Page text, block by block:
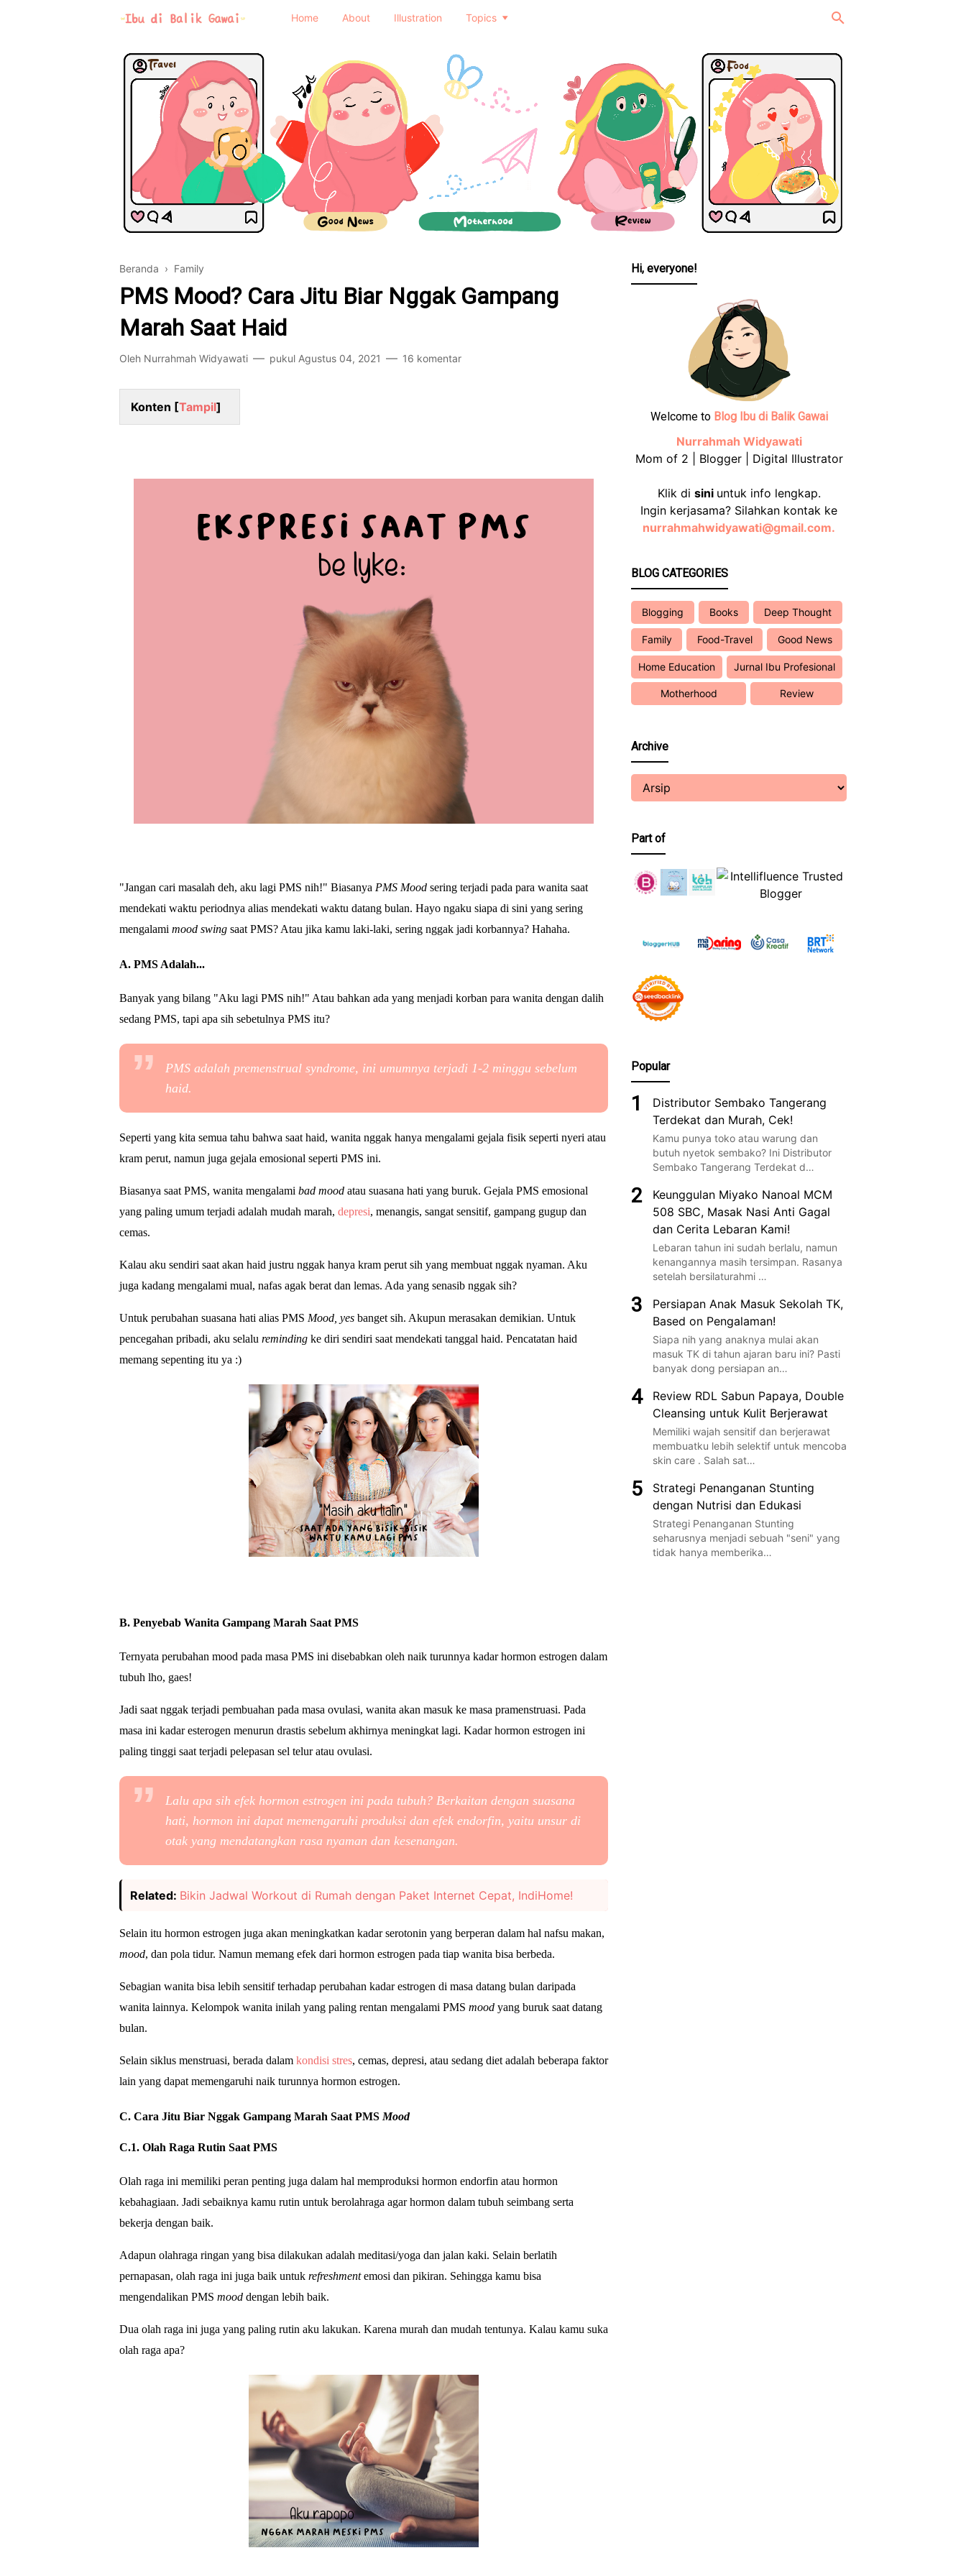
Home About Illustration Topics
Beranda › Family
PMS Mood? Cara Jitu Biar Nggak Gampang
Marah Saat Haid
Oleh Nurrahmah Widyawati pukul Agustus 04, 2021 16 komentar
Konten [Tampil]
"Jangan cari masalah deh, aku lagi PMS nih!" Biasanya PMS Mood sering terjadi pada para wanita saat
mendekati waktu periodnya alias mendekati waktu datang bulan. Hayo ngaku siapa di sini yang sering
mengalami mood swing saat PMS? Atau jika kamu laki-laki, sering nggak jadi korbannya? Hahaha.
A. PMS Adalah...
Banyak yang bilang "Aku lagi PMS nih!" Atau bahkan ada yang menjadi korban para wanita dengan dalih
sedang PMS, tapi apa sih sebetulnya PMS itu?
PMS adalah premenstrual syndrome, ini umumnya terjadi 1-2 minggu sebelum
haid.
Seperti yang kita semua tahu bahwa saat haid, wanita nggak hanya mengalami gejala fisik seperti nyeri atau
kram perut, namun juga gejala emosional seperti PMS ini.
Biasanya saat PMS, wanita mengalami bad mood atau suasana hati yang buruk. Gejala PMS emosional
yang paling umum terjadi adalah mudah marah, depresi, menangis, sangat sensitif, gampang gugup dan
cemas.
Kalau aku sendiri saat akan haid justru nggak hanya kram perut sih yang membuat nggak nyaman. Aku
juga kadang mengalami mual, nafas agak berat dan lemas. Ada yang senasib nggak sih?
Untuk perubahan suasana hati alias PMS Mood, yes banget sih. Akupun merasakan demikian. Untuk
pencegahan pribadi, aku selalu reminding ke diri sendiri saat mendekati tanggal haid. Pencatatan haid
memang sepenting itu ya :)
B. Penyebab Wanita Gampang Marah Saat PMS
Ternyata perubahan mood pada masa PMS ini disebabkan oleh naik turunnya kadar hormon estrogen dalam
tubuh lho, gaes!
Jadi saat nggak terjadi pembuahan pada masa ovulasi, wanita akan masuk ke masa pramenstruasi. Pada
masa ini kadar esterogen menurun drastis sebelum akhirnya meningkat lagi. Kadar hormon estrogen ini
paling tinggi saat terjadi pelepasan sel telur atau ovulasi.
Lalu apa sih efek hormon estrogen ini pada tubuh? Berkaitan dengan suasana
hati, hormon ini dapat memengaruhi produksi dan efek endorfin, yaitu unsur di
otak yang mendatangkan rasa nyaman dan kesenangan.
Related: Bikin Jadwal Workout di Rumah dengan Paket Internet Cepat, IndiHome!
Selain itu hormon estrogen juga akan meningkatkan kadar serotonin yang berperan dalam hal nafsu makan,
mood, dan pola tidur. Namun memang efek dari hormon estrogen pada tiap wanita bisa berbeda.
Sebagian wanita bisa lebih sensitif terhadap perubahan kadar estrogen di masa datang bulan daripada
wanita lainnya. Kelompok wanita inilah yang paling rentan mengalami PMS mood yang buruk saat datang
bulan.
Selain siklus menstruasi, berada dalam kondisi stres, cemas, depresi, atau sedang diet adalah beberapa faktor
lain yang dapat memengaruhi naik turunnya hormon estrogen.
C. Cara Jitu Biar Nggak Gampang Marah Saat PMS Mood
C.1. Olah Raga Rutin Saat PMS
Olah raga ini memiliki peran penting juga dalam hal memproduksi hormon endorfin atau hormon
kebahagiaan. Jadi sebaiknya kamu rutin untuk berolahraga agar hormon dalam tubuh seimbang serta
bekerja dengan baik.
Adapun olahraga ringan yang bisa dilakukan adalah meditasi/yoga dan jalan kaki. Selain berlatih
pernapasan, olah raga ini juga baik untuk refreshmentemosi dan pikiran. Sehingga kamu bisa
mengendalikan PMS mood dengan lebih baik.
Dua olah raga ini juga yang paling rutin aku lakukan. Karena murah dan mudah tentunya. Kalau kamu suka
olah raga apa?
Hi, everyone!
Welcome to Blog Ibu di Balik Gawai
Nurrahmah Widyawati
Mom of 2 | Blogger | Digital Illustrator
Klik di sini untuk info lengkap.
Ingin kerjasama? Silahkan kontak ke
nurrahmahwidyawati@gmail.com.
BLOG CATEGORIES
Blogging Books Deep Thought
Family Food-Travel Good News
Home Education Jurnal Ibu Profesional
Motherhood Review
Archive
Part of
Popular
Distributor Sembako Tangerang
Terdekat dan Murah, Cek!
Kamu punya toko atau warung dan
butuh nyetok sembako? Ini Distributor
Sembako Tangerang Terdekat d…
Keunggulan Miyako Nanoal MCM
508 SBC, Masak Nasi Anti Gagal
dan Cerita Lebaran Kami!
Lebaran tahun ini sudah berlalu, namun
kenangannya masih tersimpan. Rasanya
setelah bersilaturahmi …
Persiapan Anak Masuk Sekolah TK,
Based on Pengalaman!
Siapa nih yang anaknya mulai akan
masuk TK di tahun ajaran baru ini? Pasti
banyak dong persiapan an…
Review RDL Sabun Papaya, Double
Cleansing untuk Kulit Berjerawat
Memiliki wajah sensitif dan berjerawat
membuatku lebih selektif untuk mencoba
skin care . Salah sat…
Strategi Penanganan Stunting
dengan Nutrisi dan Edukasi
Strategi Penanganan Stunting
seharusnya menjadi sebuah "seni" yang
tidak hanya memberika…